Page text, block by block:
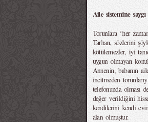
Aile sistemine
Torunlara “her
Tarhan, sözlerini
kötülemezler, iyi
uygun olmayan
Annenin, babanın
incitmeden
telefonunda olması
değer verildiğini
kendilerini kendi
alan olmuştur.